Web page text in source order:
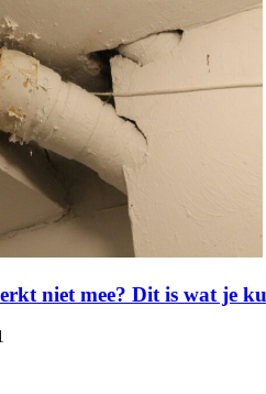
niet mee? Dit is wat je